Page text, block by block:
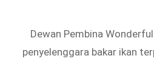
Dewan Pembina
penyelenggara bakar ikan